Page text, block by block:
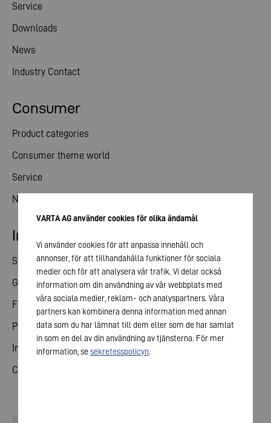
Consumer
Product categories
Consumer theme world
Service
News
Service
Downloads
News
Industry Contact
Investor relations
Share
General meeting
Financial calendar
Publications
Investor contact
Corporate governance
© 2026 VARTA AG. All rights reserved.
VARTA AG använder cookies för olika ändamål
Vi använder cookies för att anpassa innehåll och
annonser, för att tillhandahålla funktioner för sociala
medier och för att analysera vår trafik. Vi delar också
information om din användning av vår webbplats med
våra sociala medier, reklam- och analyspartners. Våra
partners kan kombinera denna information med annan
data som du har lämnat till dem eller som de har samlat
in som en del av din användning av tjänsterna. För mer
information, sesekretesspolicyn.